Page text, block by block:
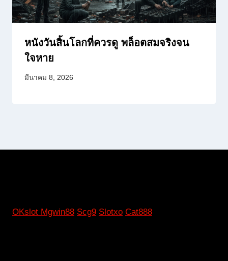
หนังวันสิ้นโลกที่ควรดู พล็อตสมจริงจน
ใจหาย
มีนาคม 8, 2026
OKslot Mgwin88 Scg9 Slotxo Cat888